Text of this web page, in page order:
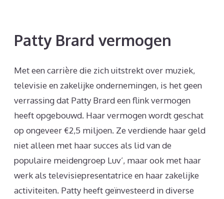
Patty Brard vermogen
Met een carrière die zich uitstrekt over muziek,
televisie en zakelijke ondernemingen, is het geen
verrassing dat Patty Brard een flink vermogen
heeft opgebouwd. Haar vermogen wordt geschat
op ongeveer €2,5 miljoen. Ze verdiende haar geld
niet alleen met haar succes als lid van de
populaire meidengroep Luv’, maar ook met haar
werk als televisiepresentatrice en haar zakelijke
activiteiten. Patty heeft geïnvesteerd in diverse